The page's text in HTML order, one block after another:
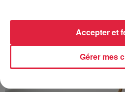
À découvrir
Gérer mes
Accepter et